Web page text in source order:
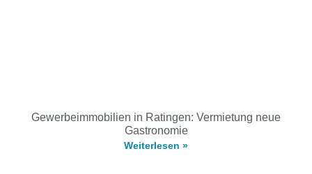
Gewerbeimmobilien in Ratingen: Vermietung neue
Gastronomie
Weiterlesen »